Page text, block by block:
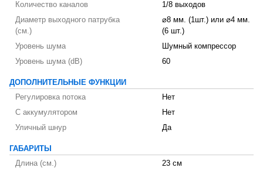
Количество каналов
1/8 выходов
Диаметр выходного патрубка
(см.)
⌀8 мм. (1шт.) или ⌀4 мм.
(6 шт.)
Уровень шума
Шумный компрессор
Уровень шума (dB)
60
ДОПОЛНИТЕЛЬНЫЕ ФУНКЦИИ
Регулировка потока
Нет
С аккумулятором
Нет
Уличный шнур
Да
ГАБАРИТЫ
Длина (см.)
23 см